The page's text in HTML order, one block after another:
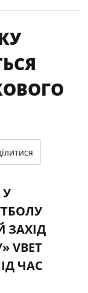
У
ЗАХІД
VBET
ЧАС